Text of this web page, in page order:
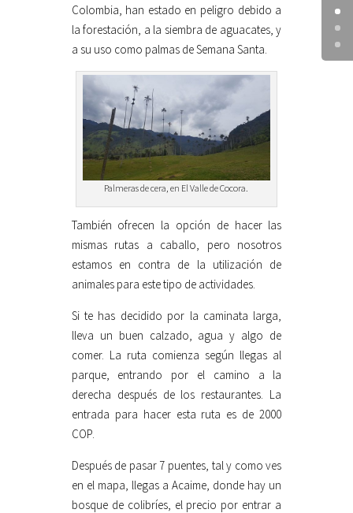
Colombia, han estado en peligro debido a
la forestación, a la siembra de aguacates, y
a su uso como palmas de Semana Santa.
Palmeras de cera, en El Valle de Cocora.
También ofrecen la opción de hacer las
mismas rutas a caballo, pero nosotros
estamos en contra de la utilización de
animales para este tipo de actividades.
Si te has decidido por la caminata larga,
lleva un buen calzado, agua y algo de
comer. La ruta comienza según llegas al
parque, entrando por el camino a la
derecha después de los restaurantes. La
entrada para hacer esta ruta es de 2000
COP.
Después de pasar 7 puentes, tal y como ves
en el mapa, llegas a Acaime, donde hay un
bosque de colibríes, el precio por entrar a